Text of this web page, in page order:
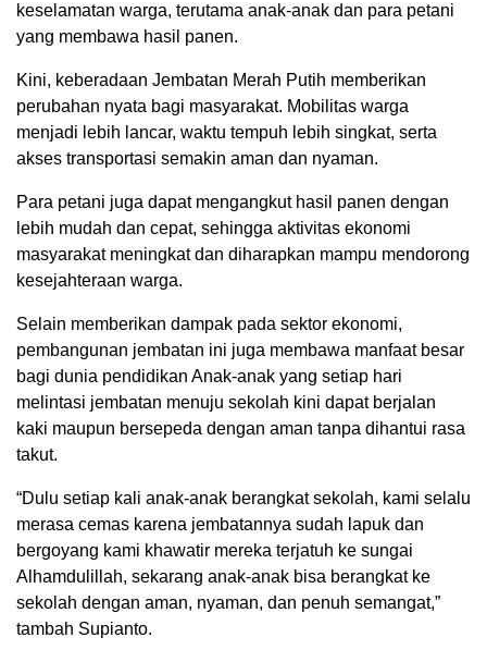
keselamatan warga, terutama anak-anak dan para petani
yang membawa hasil panen.
Kini, keberadaan Jembatan Merah Putih memberikan
perubahan nyata bagi masyarakat. Mobilitas warga
menjadi lebih lancar, waktu tempuh lebih singkat, serta
akses transportasi semakin aman dan nyaman.
Para petani juga dapat mengangkut hasil panen dengan
lebih mudah dan cepat, sehingga aktivitas ekonomi
masyarakat meningkat dan diharapkan mampu mendorong
kesejahteraan warga.
Selain memberikan dampak pada sektor ekonomi,
pembangunan jembatan ini juga membawa manfaat besar
bagi dunia pendidikan Anak-anak yang setiap hari
melintasi jembatan menuju sekolah kini dapat berjalan
kaki maupun bersepeda dengan aman tanpa dihantui rasa
takut.
“Dulu setiap kali anak-anak berangkat sekolah, kami selalu
merasa cemas karena jembatannya sudah lapuk dan
bergoyang kami khawatir mereka terjatuh ke sungai
Alhamdulillah, sekarang anak-anak bisa berangkat ke
sekolah dengan aman, nyaman, dan penuh semangat,”
tambah Supianto.